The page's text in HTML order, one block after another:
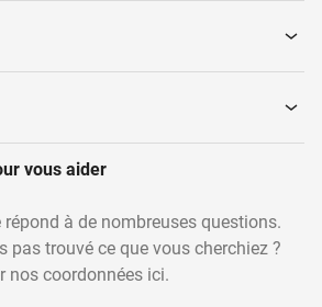
vous aider
à de nombreuses questions.
pas trouvé ce que vous cherchiez ?
nos coordonnées ici.